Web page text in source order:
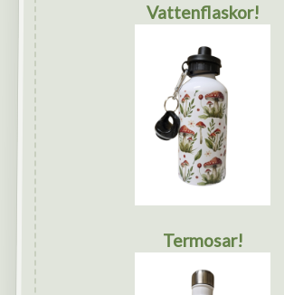
Vattenflaskor!
Termosar!